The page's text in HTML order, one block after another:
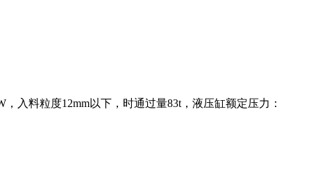
入料粒度12mm以下，时通过量83t，液压缸额定压力：